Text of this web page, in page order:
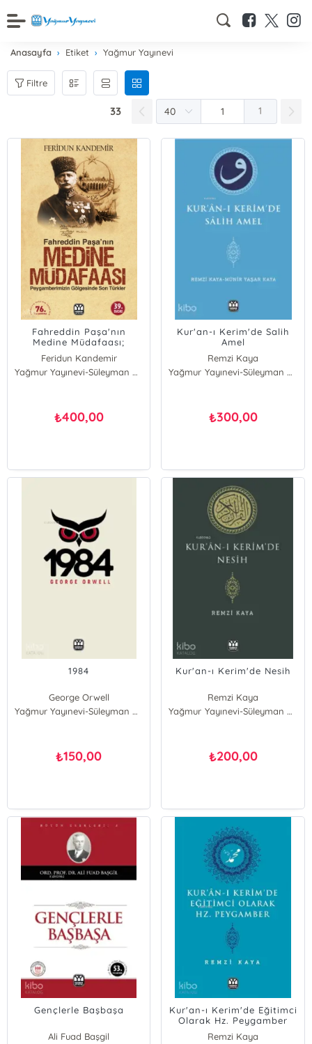
Anasayfa Etiket Yağmur Yayınevi
Filtre
33 1
Fahreddin Paşa'nın
Medine Müdafaası;
Peygamberimizin
Gölgesinde Son Türkler
Feridun Kandemir
Yağmur Yayınevi-Süleyman Özdemir
₺400,00
Kur'an-ı Kerim'de Salih
Amel
Remzi Kaya
Münir Yaşar Kaya
Yağmur Yayınevi-Süleyman Özdemir
₺300,00
1984
George Orwell
Yağmur Yayınevi-Süleyman Özdemir
₺150,00
Kur'an-ı Kerim'de Nesih
Remzi Kaya
Yağmur Yayınevi-Süleyman Özdemir
₺200,00
Gençlerle Başbaşa
Ali Fuad Başgil
Kur'an-ı Kerim'de Eğitimci
Olarak Hz. Peygamber
Remzi Kaya